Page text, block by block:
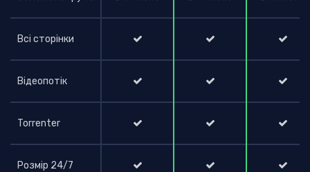
Всі сторінки
Відеопотік
Torrenter
Розмір 24/7